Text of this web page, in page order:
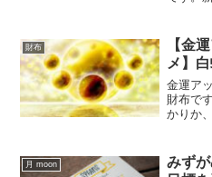
があり
んどん
財布
【金
メ】
金運ア
財布で
かりか
白蛇の
運アッ
します
月 moon
みず